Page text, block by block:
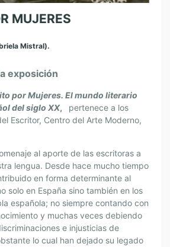
MUJERES
Mistral).
exposición
por Mujeres. El mundo literario
del siglo XX,
pertenece a los
Escritor, Centro del Arte Moderno,
al aporte de las escritoras a
lengua. Desde hace mucho tiempo
en forma determinante al
solo en España sino también en los
española; no siempre contando con
y muchas veces debiendo
e injusticias de
lo cual han dejado su legado